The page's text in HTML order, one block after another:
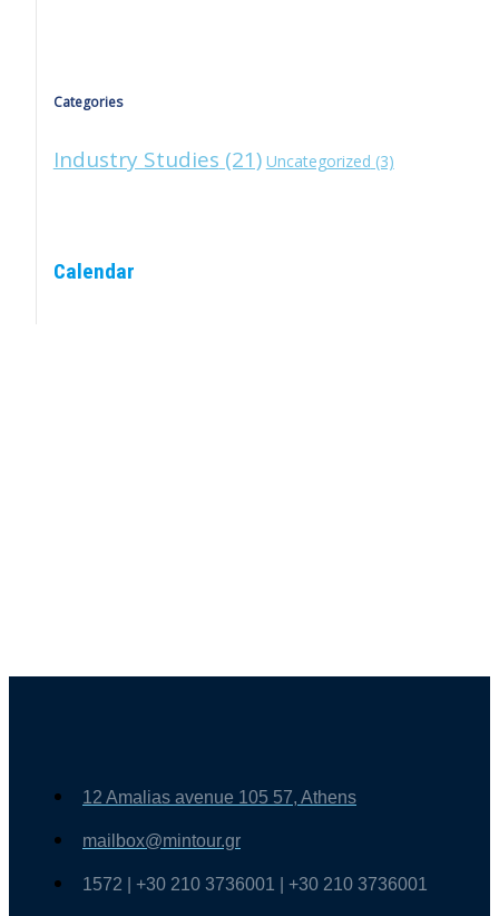
Categories
Industry Studies (21) Uncategorized (3)
Calendar
12 Amalias avenue 105 57, Athens
mailbox@mintour.gr
1572 | +30 210 3736001 | +30 210 3736001